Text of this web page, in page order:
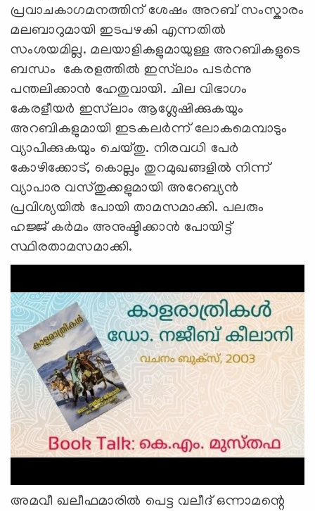
പ്രവാചകാഗമനത്തിന് ശേഷം അറബ് സംസ്കാരം
മലബാറുമായി ഇടപഴകി എന്നതിൽ
സംശയമില്ല. മലയാളികളുമായുള്ള അറബികളുടെ
ബന്ധം കേരളത്തിൽ ഇസ്‍ലാം പടർന്നു
പന്തലിക്കാൻ ഹേതുവായി. ചില വിഭാഗം
കേരളീയർ ഇസ്‍ലാം ആശ്ലേഷിക്കുകയും
അറബികളുമായി ഇടകലർന്ന് ലോകമെമ്പാടും
വ്യാപിക്കുകയും ചെയ്തു. നിരവധി പേർ
കോഴിക്കോട്, കൊല്ലം തുറമുഖങ്ങളിൽ നിന്ന്
വ്യാപാര വസ്തുക്കളുമായി അറേബ്യൻ
പ്രവിശ്യയിൽ പോയി താമസമാക്കി. പലരും
ഹജ്ജ് കർമം അനുഷ്ടിക്കാൻ പോയിട്ട്
സ്ഥിരതാമസമാക്കി.
അമവീ ഖലീഫമാരിൽ പെട്ട വലീദ് ഒന്നാമന്റെ